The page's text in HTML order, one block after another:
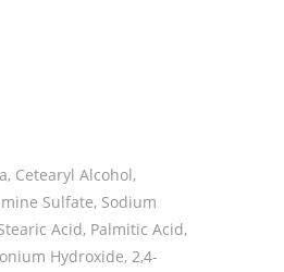
Cetearyl Alcohol,
Sulfate, Sodium
Acid, Palmitic Acid,
Hydroxide, 2,4-